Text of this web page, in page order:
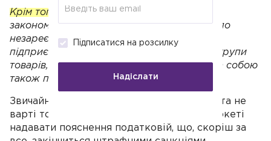
Крім того
, в податківців може виникнути
закономірне питання стосовно діяльності по
незареєстрованихКВЕД (наприклад, коли
підприємець займається продажем однієї групи
товарів, а оплатив зовсім інші), що тягне за собою
також притягнення до відповідальності.
Звичайно, такі ситуації досить неприємні та не
варті того, щоб за розрахунок в супермаркеті
надавати пояснення податковій, що, скоріш за
Підписатися на розсилку
Надіслати